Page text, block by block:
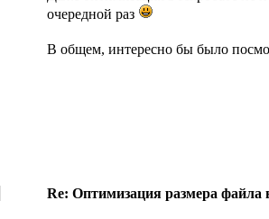
очередной раз
В общем, интересно бы было
Re: Оптимизация размера файла